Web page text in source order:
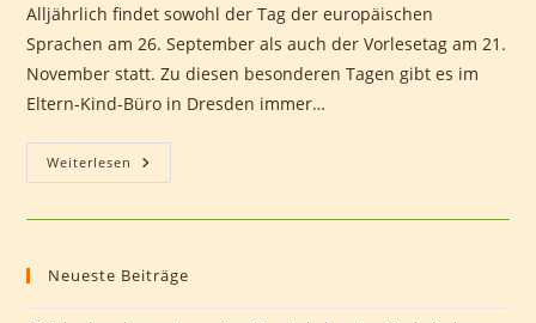
Alljährlich findet sowohl der Tag der europäischen
Sprachen am 26. September als auch der Vorlesetag am 21.
November statt. Zu diesen besonderen Tagen gibt es im
Eltern-Kind-Büro in Dresden immer…
Weiterlesen Erzähltheater
Neueste Beiträge